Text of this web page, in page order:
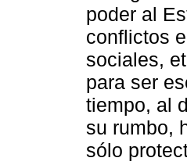
poder al
conflictos
sociales,
para ser
tiempo, al
su rumbo,
sólo